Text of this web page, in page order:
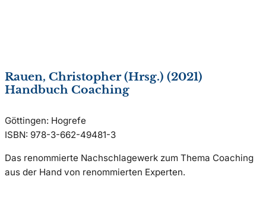
Rauen, Christopher (Hrsg.) (2021)
Handbuch Coaching
Göttingen: Hogrefe
ISBN: 978-3-662-49481-3
Das renommierte Nachschlagewerk zum Thema Coaching
aus der Hand von renommierten Experten.